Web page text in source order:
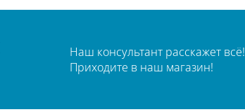
Наш консультант расскажет всё!
Приходите в наш магазин!